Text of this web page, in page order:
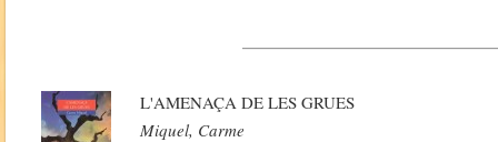
L'AMENAÇA DE LES GRUES
Miquel, Carme